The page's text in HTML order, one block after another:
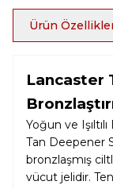
Ürün
Lancaster
Yoğun ve
Tan Deepener
bronzlaşmış
vücut jelidir.